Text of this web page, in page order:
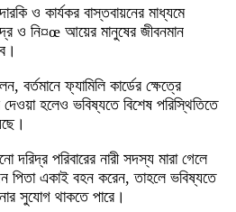
ও কার্যকর বাস্তবায়নের মাধ্যমে
ও নি¤œ আয়ের মানুষের জীবনমান
বর্তমানে ফ্যামিলি কার্ডের ক্ষেত্রে
দেওয়া হলেও ভবিষ্যতে বিশেষ পরিস্থিতিতে
দরিদ্র পরিবারের নারী সদস্য মারা গেলে
পিতা একাই বহন করেন, তাহলে ভবিষ্যতে
সুযোগ থাকতে পারে।